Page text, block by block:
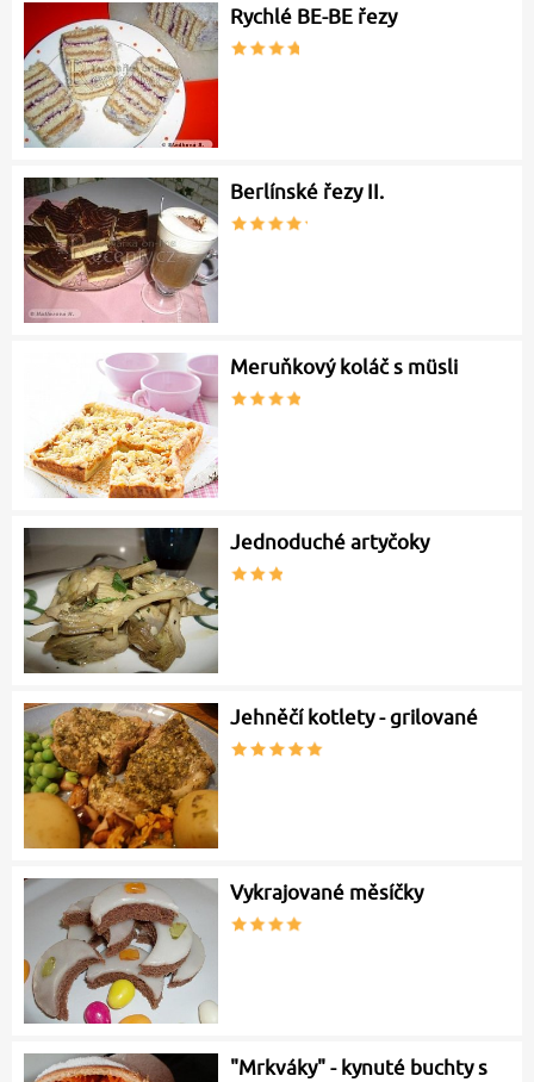
Rychlé BE-BE řezy
Berlínské řezy II.
Meruňkový koláč s müsli
Jednoduché artyčoky
Jehněčí kotlety - grilované
Vykrajované měsíčky
"Mrkváky" - kynuté buchty s